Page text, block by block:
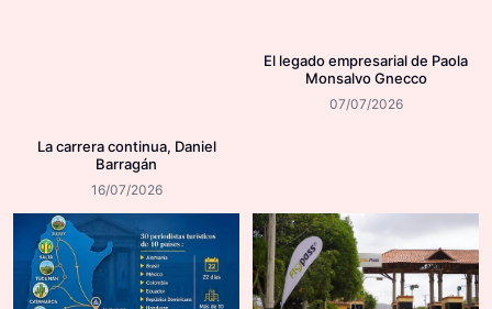
La carrera continua, Daniel
Barragán
16/07/2026
El legado empresarial de Paola
Monsalvo Gnecco
07/07/2026